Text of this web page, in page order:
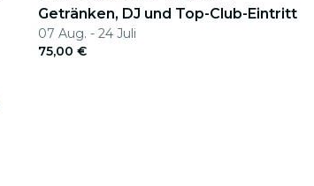
Getränken, DJ und Top-Club-Eintritt
07 Aug. - 24 Juli
75,00 €